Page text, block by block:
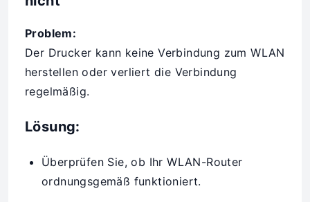
Problem:
Der Drucker kann keine Verbindung zum WLAN
herstellen oder verliert die Verbindung
regelmäßig.
Lösung:
Überprüfen Sie, ob Ihr WLAN-Router
ordnungsgemäß funktioniert.